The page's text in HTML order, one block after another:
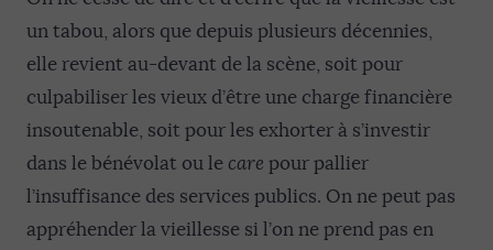
un tabou, alors que depuis plusieurs décennies,
elle revient au-devant de la scène, soit pour
culpabiliser les vieux d’être une charge financière
insoutenable, soit pour les exhorter à s’investir
dans le bénévolat ou le care pour pallier
l’insuffisance des services publics. On ne peut pas
appréhender la vieillesse si l’on ne prend pas en